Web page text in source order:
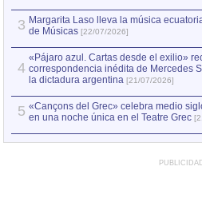
3 Margarita Laso lleva la música
de Músicas [22/07/2026]
4
«Pájaro azul. Cartas desde el exilio»
correspondencia inédita de Mercedes
la dictadura argentina [21/07/2026]
5 «Cançons del Grec» celebra medio
en una noche única en el Teatre Grec